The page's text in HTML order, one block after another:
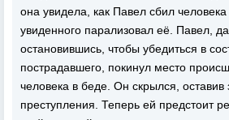
она увидела, как Павел сбил
увиденного парализовал её. Павел,
остановившись, чтобы убедиться в
пострадавшего, покинул место
человека в беде. Он скрылся,
преступления. Теперь ей предстоит